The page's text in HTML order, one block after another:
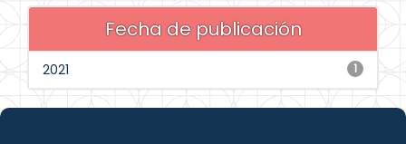
Fecha de publicación
1
2021